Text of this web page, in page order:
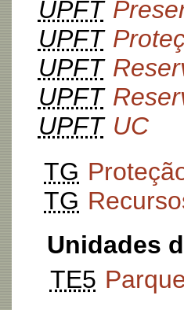
UPFT
UPFT
UPFT
UPFT
UPFT UC
TG
TG
Unidades
TE5